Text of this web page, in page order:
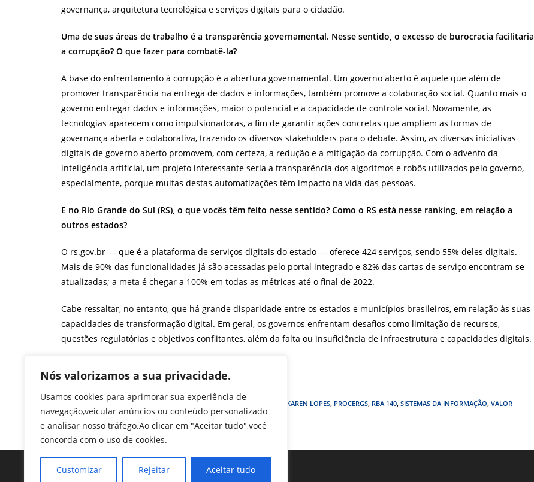
Nós valorizamos a sua privacidade.
Usamos cookies para aprimorar sua experiência de
navegação,veicular anúncios ou conteúdo personalizado
e analisar nosso tráfego.Ao clicar em "Aceitar tudo",você
concorda com o uso de cookies.
Customizar Rejeitar Aceitar tudo
governança, arquitetura tecnológica e serviços digitais para o cidadão.
Uma de suas áreas de trabalho é a transparência governamental. Nesse sentido, o excesso de burocracia facilitaria
a corrupção? O que fazer para combatê-la?
A base do enfrentamento à corrupção é a abertura governamental. Um governo aberto é aquele que além de
promover transparência na entrega de dados e informações, também promove a colaboração social. Quanto mais o
governo entregar dados e informações, maior o potencial e a capacidade de controle social. Novamente, as
tecnologias aparecem como impulsionadoras, a fim de garantir ações concretas que ampliem as formas de
governança aberta e colaborativa, trazendo os diversos stakeholders para o debate. Assim, as diversas iniciativas
digitais de governo aberto promovem, com certeza, a redução e a mitigação da corrupção. Com o advento da
inteligência artificial, um projeto interessante seria a transparência dos algoritmos e robôs utilizados pelo governo,
especialmente, porque muitas destas automatizações têm impacto na vida das pessoas.
E no Rio Grande do Sul (RS), o que vocês têm feito nesse sentido? Como o RS está nesse ranking, em relação a
outros estados?
O rs.gov.br — que é a plataforma de serviços digitais do estado — oferece 424 serviços, sendo 55% deles digitais.
Mais de 90% das funcionalidades já são acessadas pelo portal integrado e 82% das cartas de serviço encontram-se
atualizadas; a meta é chegar a 100% em todas as métricas até o final de 2022.
Cabe ressaltar, no entanto, que há grande disparidade entre os estados e municípios brasileiros, em relação às suas
capacidades de transformação digital. Em geral, os governos enfrentam desafios como limitação de recursos,
questões regulatórias e objetivos conflitantes, além da falta ou insuficiência de infraestrutura e capacidades digitais.
F
a
c
e
b
o
T
w
itt
er
Li
n
k
e
dI
n
W
h
at
s
A
p
M
e
ss
e
g
Pr
in
tF
ri
n
ENTREVISTA ESPECIAL GESTÃO ESTRATÉTICA KAREN LOPES, PROCERGS, RBA 140, SISTEMAS DA INFORMAÇÃO, VALOR
PÚBLICO